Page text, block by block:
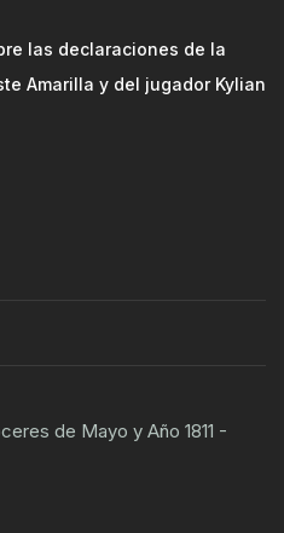
las declaraciones de la
Amarilla y del jugador Kylian
de Mayo y Año 1811 -